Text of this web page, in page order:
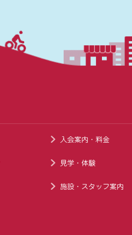
入会案内・料金
見学・体験
施設・スタッフ案内